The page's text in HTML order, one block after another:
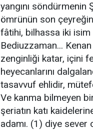
yangını söndürmenin
ömrünün son
fâtihi, bilhassa iki isim
Bediuzzaman...
zenginliği katar, içini
heyecanlarını
tasavvuf ehlidir,
Ve kanma bilmeyen
şeriatın katı
adamı. (1) diye sever